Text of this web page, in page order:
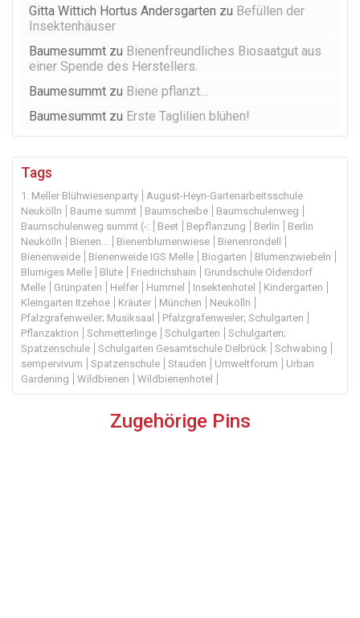
Gitta Wittich Hortus Andersgarten zu Befüllen der
Insektenhäuser
Baumesummt zu Bienenfreundliches Biosaatgut aus
einer Spende des Herstellers.
Baumesummt zu Biene pflanzt…
Baumesummt zu Erste Taglilien blühen!
Tags
1. Meller Blühwiesenparty
August-Heyn-Gartenarbeitsschule
Neukölln
Baume summt Baumscheibe
Baumschulenweg
Baumschulenweg summt (-:
Beet Bepflanzung Berlin
Berlin
Neukölln
Bienen... Bienenblumenwiese
Bienenrondell
Bienenweide
Bienenweide IGS Melle Biogarten
Blumenzwiebeln
Blumiges Melle
Blüte Friedrichshain
Grundschule Oldendorf
Melle
Grünpaten Helfer Hummel Insektenhotel
Kindergarten
Kleingarten Itzehoe
Kräuter München
Neukölln
Pfalzgrafenweiler; Musiksaal
Pfalzgrafenweiler; Schulgarten
Pflanzaktion
Schmetterlinge Schulgarten
Schulgarten;
Spatzenschule
Schulgarten Gesamtschule Delbrück
Schwabing
sempervivum
Spatzenschule Stauden Umweltforum
Urban
Gardening
Wildbienen Wildbienenhotel
Zugehörige Pins